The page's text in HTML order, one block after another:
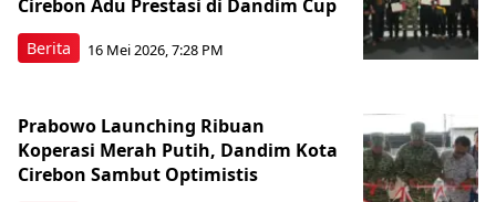
Berita
Cirebon Adu Prestasi di Dandim Cup
16 Mei 2026, 7:28 PM
Prabowo Launching Ribuan
Koperasi Merah Putih, Dandim Kota
Cirebon Sambut Optimistis